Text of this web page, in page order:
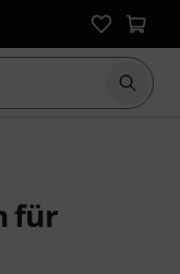
Suche
für